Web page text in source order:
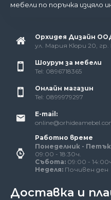
мебели по поръчка изцяло
Орхидея Дизайн
ул. Мария Кюри 20, гр.
Шоурум за мебели
Tel: 0896718365
Онлайн магазин
Tel: 0899979297
E-mail:
Работно време
Понеделник - Петък
09:00 - 18:30ч.
Събота: 09:00 -
Неделя: Почивен ден
Доставка и